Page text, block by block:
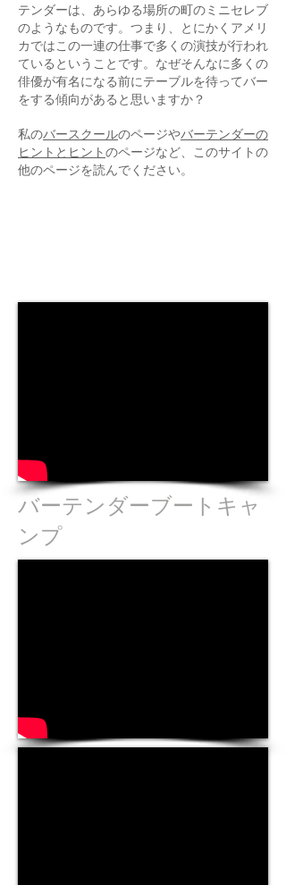
テンダーは、あらゆる場所の町のミニセレブ
のようなものです。つまり、とにかくアメリ
カではこの一連の仕事で多くの演技が行われ
ているということです。なぜそんなに多くの
俳優が有名になる前にテーブルを待ってバー
をする傾向があると思いますか？
私のバースクールのページやバーテンダーの
ヒントとヒントのページなど、このサイトの
他のページを読んでください。
バーテンダーブートキャ
ンプ